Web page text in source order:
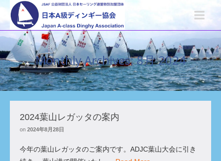
Monthly Archives: 8月 2024
2024葉山レガッタの案内
on 2024年8月28日
今年の葉山レガッタのご案内です。ADJC葉山大会に引き